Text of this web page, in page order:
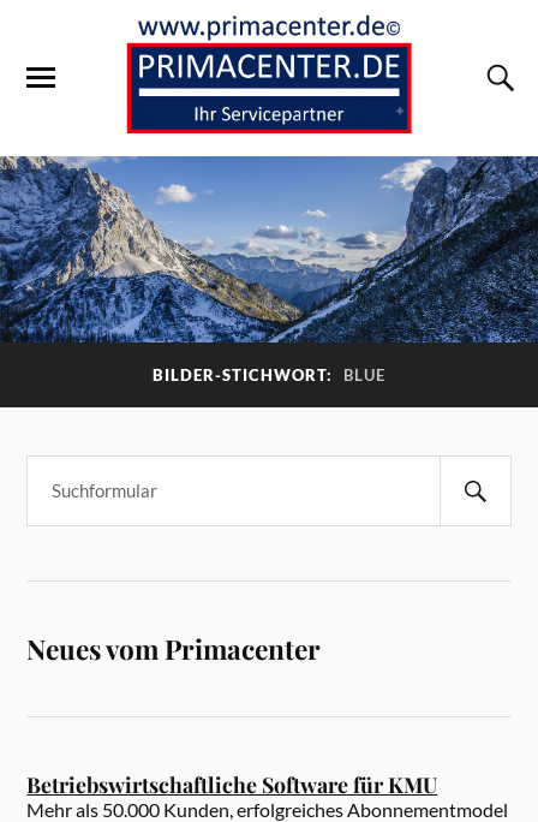
BILDER-STICHWORT: BLUE
Neues vom Primacenter
Betriebswirtschaftliche Software für KMU
Mehr als 50.000 Kunden, erfolgreiches Abonnementmodel